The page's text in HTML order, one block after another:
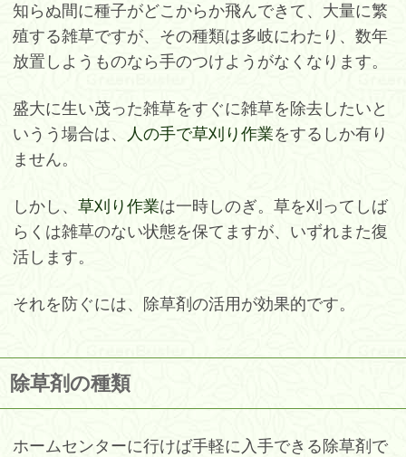
知らぬ間に種子がどこからか飛んできて、大量に繁
殖する雑草ですが、その種類は多岐にわたり、数年
放置しようものなら手のつけようがなくなります。
盛大に生い茂った雑草をすぐに雑草を除去したいと
いうう場合は、
人の手で草刈り作業をするしか有り
ません。
しかし、 草刈り作業は一時しのぎ。草を刈ってしば
らくは雑草のない状態を保てますが、いずれまた復
活します。
それを防ぐには、除草剤の活用が効果的です。
除草剤の種類
ホームセンターに行けば手軽に入手できる除草剤で